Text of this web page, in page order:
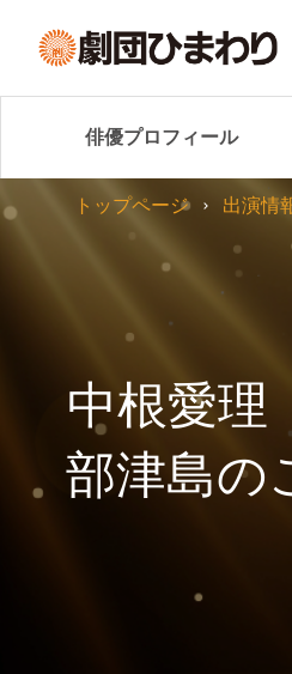
俳優プロフィール
中根愛理
部津島の
トップページ 出演情